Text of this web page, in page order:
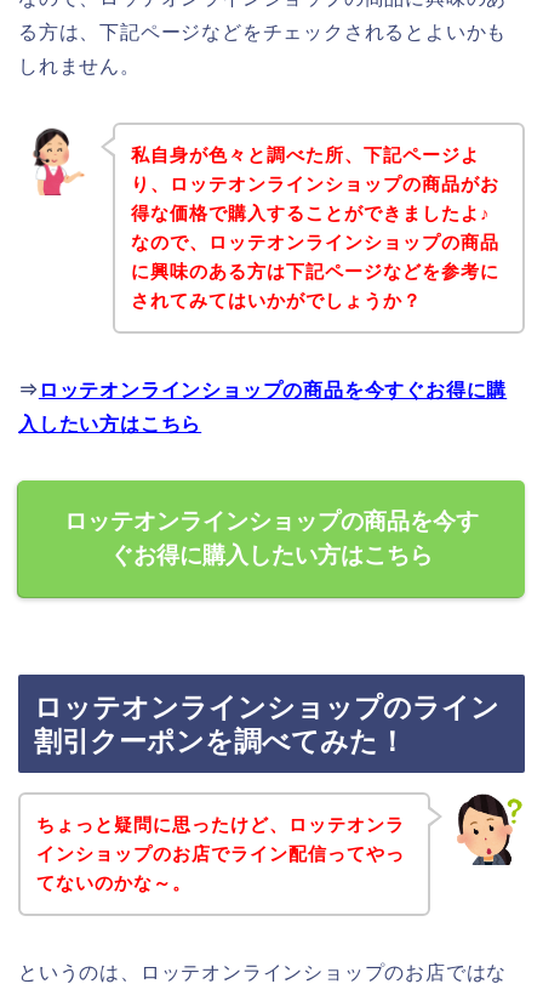
る方は、下記ページなどをチェックされるとよいかも
しれません。
私自身が色々と調べた所、下記ページよ
り、ロッテオンラインショップの商品がお
得な価格で購入することができましたよ♪
なので、ロッテオンラインショップの商品
に興味のある方は下記ページなどを参考に
されてみてはいかがでしょうか？
⇒ ロッテオンラインショップの商品を今すぐお得に購
入したい方はこちら
ロッテオンラインショップの商品を今す
ぐお得に購入したい方はこちら
ロッテオンラインショップのライン
割引クーポンを調べてみた！
ちょっと疑問に思ったけど、ロッテオンラ
インショップのお店でライン配信ってやっ
てないのかな～。
というのは、ロッテオンラインショップのお店ではな